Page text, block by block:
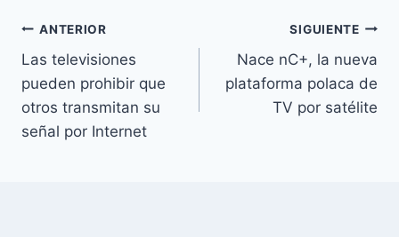
Navegación
de
entradas
ANTERIOR
Las televisiones
pueden prohibir que
otros transmitan su
señal por Internet
SIGUIENTE
Nace nC+, la nueva
plataforma polaca de
TV por satélite